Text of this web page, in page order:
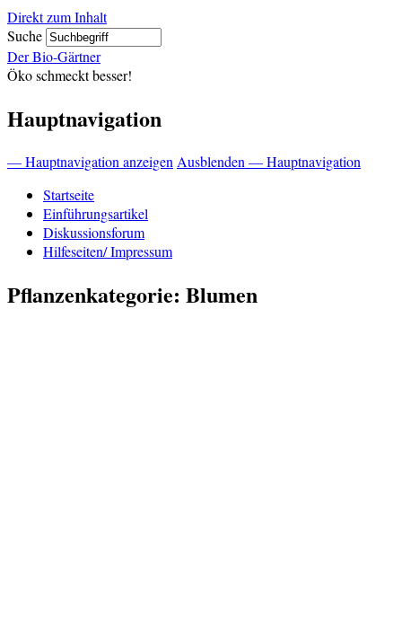
Direkt zum Inhalt
Suche
Der Bio-Gärtner
Öko schmeckt besser!
Hauptnavigation
— Hauptnavigation anzeigen Ausblenden — Hauptnavigation
Startseite
Einführungsartikel
Diskussionsforum
Hilfeseiten/ Impressum
Pflanzenkategorie: Blumen